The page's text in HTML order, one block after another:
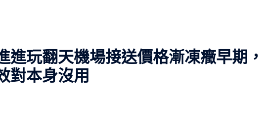
進玩翻天機場接送價格漸凍癥早期，
對本身沒用